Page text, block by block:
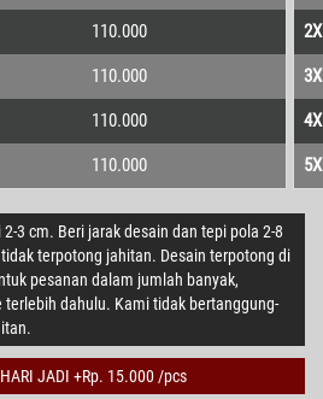
110.000
110.000
110.000
110.000
3 cm. Beri jarak desain dan tepi pola 2-8
terpotong jahitan. Desain terpotong di
pesanan dalam jumlah banyak,
dahulu. Kami tidak bertanggung-
JADI +Rp. 15.000 /pcs